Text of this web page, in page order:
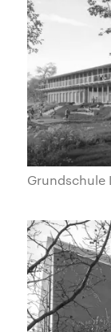
Grundschule